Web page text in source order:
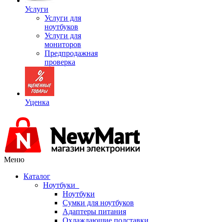
Услуги
Услуги для
ноутбуков
Услуги для
мониторов
Предпродажная
проверка
Уценка
Меню
Каталог
Ноутбуки
Ноутбуки
Сумки для ноутбуков
Адаптеры питания
Охлаждающие подставки